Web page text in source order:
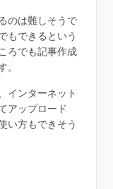
のは難しそうで
もできるという
ろでも記事作成
インターネット
アップロード
い方もできそう